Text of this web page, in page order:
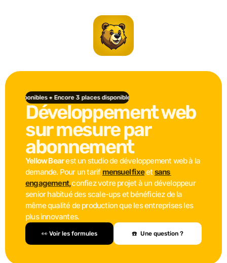
disponibles ⁕ Encore 3 places disponibles ⁕ Encore 3 places disponibles ⁕
Développement web
sur mesure par
abonnement
Yellow Bear est un studio de développement web à la
demande. Pour un tarif mensuel fixe et sans
engagement, confiez votre projet à un développeur
senior habitué des scale-ups et bénéficiez de la
même qualité de production que les entreprises les
plus innovantes.
👀 Voir les formules ☎️  Une question ?